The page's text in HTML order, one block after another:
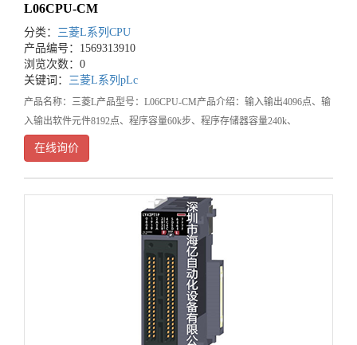
L06CPU-CM
分类： 三菱L系列CPU
产品编号：1569313910
浏览次数：0
关键词： 三菱L系列pLc
产品名称：三菱L产品型号：L06CPU-CM产品介绍：输入输出4096点、输
入输出软件元件8192点、程序容量60k步、程序存储器容量240k、
USB/Ethernet、内置I/O功能、内置以太网功能。新利·体育（中国）官方网
站-登录入口售后服务承
在线询价